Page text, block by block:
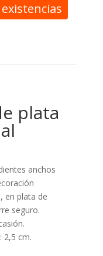
plata
anchos
en plata de
seguro.
2,5 cm.